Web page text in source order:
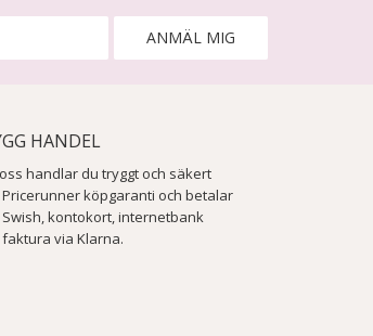
ANMÄL MIG
HANDEL
handlar du tryggt och säkert
köpgaranti och betalar
kontokort, internetbank
via Klarna.